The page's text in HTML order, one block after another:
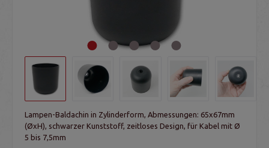
Lampen-Baldachin in Zylinderform, Abmessungen: 65x67mm
(ØxH), schwarzer Kunststoff, zeitloses Design, für Kabel mit Ø
5 bis 7,5mm